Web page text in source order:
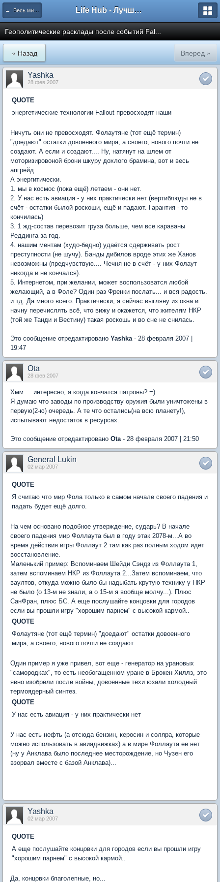
← Весь мир Fallout Life Hub - Лучшие компьютерные игры мира
Геополитические расклады после событий Fal...
« Назад Вперед »
Yashka
28 фев 2007
QUOTE
энергетические технологии Fallout превосходят наши
Ничуть они не превосходят. Фолаутяне (тот ещё термин)
"доедают" остатки довоенного мира, а своего, нового почти не
создают. А если и создают.... Ну, натянут на шлем от
моторизировоной брони шкуру дохлого брамина, вот и весь
апгрейд.
А энергитически.
1. мы в космос (пока ещё) летаем - они нет.
2. У нас есть авиация - у них практически нет (вертиблюды не в
счёт - остатки былой роскоши, ещё и падают. Гарантия - то
кончилась)
3. 1 жд-состав перевозит груза больше, чем все караваны
Реддинга за год.
4. нашим ментам (худо-бедно) удаётся сдерживать рост
преступности (не шучу). Банды дибилов вроде этих же Ханов
невозможны (предчувствую.... Чечня не в счёт - у них Фолаут
никогда и не кончался).
5. Интернетом, при желании, может воспользоватся любой
желающий, а в Фоле? Один раз Френки послать... и вся радость.
и тд. Да много всего. Практически, я сейчас выгляну из окна и
начну перечислять всё, что вижу и окажется, что жителям НКР
(той же Танди и Вестину) такая роскошь и во сне не снилась.
Это сообщение отредактировано Yashka- 28 февраля 2007 |
19:47
Ota
28 фев 2007
Хмм.... интересно, а когда кончатся патроны? =)
Я думаю что заводы по производству оружия были уничтожены в
первую(2-ю) очередь. А те что остались(на всю планету!),
испытывают недостаток в ресурсах.
Это сообщение отредактировано Ota- 28 февраля 2007 | 21:50
General Lukin
02 мар 2007
QUOTE
Я считаю что мир Фола только в самом начале своего падения и
падать будет ещё долго.
На чем основано подобное утверждение, сударь? В начале
своего падения мир Фоллаута был в году этак 2078-м...А во
время действия игры Фоллаут 2 там как раз полным ходом идет
восстановление.
Маленький пример: Вспоминаем Шейди Сэндз из Фоллаута 1,
затем вспоминаем НКР из Фоллаута 2...Затем вспоминаем, что
ваултов, откуда можно было бы надыбать крутую технику у НКР
не было (о 13-м не знали, а о 15-м я вообще молчу...). Плюс
СанФран, плюс БС. А еще послушайте концовки для городов
если вы прошли игру "хорошим парнем" с высокой кармой..
QUOTE
Фолаутяне (тот ещё термин) "доедают" остатки довоенного
мира, а своего, нового почти не создают
Один пример я уже привел, вот еще - генератор на урановых
"самородках", то есть необогащенном уране в Брокен Хиллз, это
явно изобрели после войны, довоенные техи юзали холодный
термоядерный синтез.
QUOTE
У нас есть авиация - у них практически нет
У нас есть нефть (а отсюда бензин, керосин и соляра, которые
можно использовать в авиадвижках) а в мире Фоллаута ее нет
(ну у Анклава было последнее месторождение, но Чузен его
взорвал вместе с базой Анклава)...
Yashka
02 мар 2007
QUOTE
А еще послушайте концовки для городов если вы прошли игру
"хорошим парнем" с высокой кармой..
Да, концовки благолепные, но...